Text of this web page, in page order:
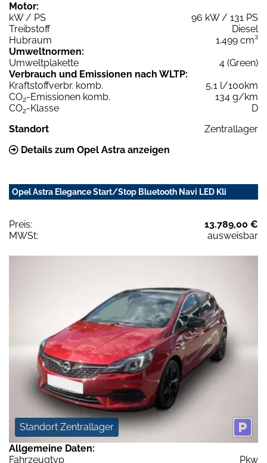
Motor:
kW / PS
96 kW / 131 PS
Treibstoff
Diesel
Hubraum
1.499 cm³
Umweltnormen:
Umweltplakette
4 (Green)
Verbrauch und Emissionen nach WLTP:
Kraftstoffverbr. komb.
5,1 l/100km
CO2-Emissionen komb.
134 g/km
CO2-Klasse
D
Standort
Zentrallager
Details zum Opel Astra anzeigen
Opel Astra Elegance Start/Stop Bluetooth Navi LED Kli
Preis:
13.789,00 €
MWSt:
ausweisbar
Standort Zentrallager
Allgemeine Daten:
Fahrzeugtyp
Pkw